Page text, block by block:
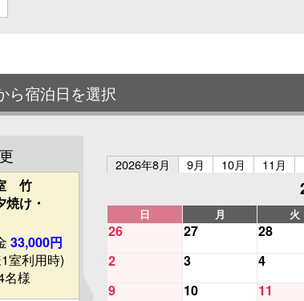
ら宿泊日を選択
竹
焼け・
33,000円
室利用時)
名様
2026年8月
9月 10月 11月
日 月 火
26 27 28
2
3 4
9
10 11